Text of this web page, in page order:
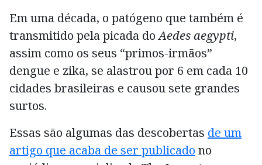
Em uma década, o patógeno que também é
transmitido pela picada doAedes aegypti,
assim como os seus “primos-irmãos”
dengue e zika, se alastrou por 6 em cada 10
cidades brasileiras e causou sete grandes
surtos.
Essas são algumas das descobertas de um
artigo que acaba de ser publicado no